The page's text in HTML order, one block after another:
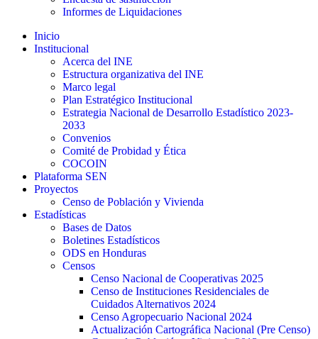
Informes de Liquidaciones
Inicio
Institucional
Acerca del INE
Estructura organizativa del INE
Marco legal
Plan Estratégico Institucional
Estrategia Nacional de Desarrollo Estadístico 2023-
2033
Convenios
Comité de Probidad y Ética
COCOIN
Plataforma SEN
Proyectos
Censo de Población y Vivienda
Estadísticas
Bases de Datos
Boletines Estadísticos
ODS en Honduras
Censos
Censo Nacional de Cooperativas 2025
Censo de Instituciones Residenciales de
Cuidados Alternativos 2024
Censo Agropecuario Nacional 2024
Actualización Cartográfica Nacional (Pre Censo)